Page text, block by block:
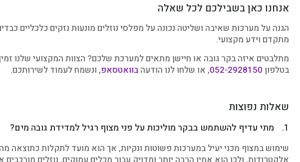
אנחנו כאן בשבילכם לכל שאלה
הגנה על מערכות שאיבה ושליטה נכונה על מפלסי נוזלים מונעות נזקים כלכליים
מתקדם וידע מקצועי.
מתלבטים איזה בקר גובה או חיישן מתאים למערכת שלכם? הצוות המקצועי שלנו
בטלפון 052-2928150, או שלחו לנו הודעה בוואטסאפ, ונשמח לעמוד לשירותכם.
שאלות נפוצות
1. מתי עדיף להשתמש בבקר מוליכות על פני מצוף רגיל למדידת גובה מים?
שימוש במצוף מכני יעיל במערכות פשוטות ונקיות, אך הוא מועד לתקלות כתוצאה